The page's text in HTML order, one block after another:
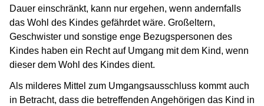
Dauer einschränkt, kann nur ergehen, wenn andernfalls
das Wohl des Kindes gefährdet wäre. Großeltern,
Geschwister und sonstige enge Bezugspersonen des
Kindes haben ein Recht auf Umgang mit dem Kind, wenn
dieser dem Wohl des Kindes dient.
Als milderes Mittel zum Umgangsausschluss kommt auch
in Betracht, dass die betreffenden Angehörigen das Kind in